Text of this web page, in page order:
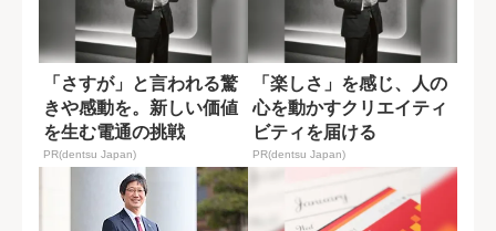
「さすが」と言われる驚
きや感動を。新しい価値
を生む電通の挑戦
PR(dentsu Japan)
「楽しさ」を感じ、人の
心を動かすクリエイティ
ビティを届ける
PR(dentsu Japan)